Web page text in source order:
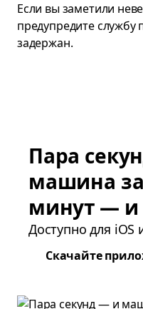
Если вы заметили
предупредите службу
задержан.
Пара
машина
минут — и
Доступно для iOS
Скачайте